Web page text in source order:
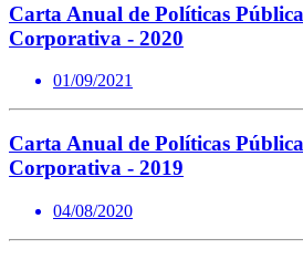
Carta Anual de Políticas
Corporativa - 2020
01/09/2021
Carta Anual de Políticas
Corporativa - 2019
04/08/2020